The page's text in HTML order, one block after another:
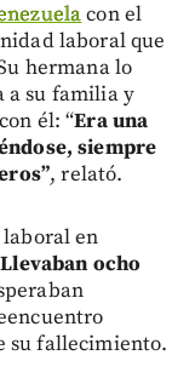
con el
laboral que
hermana lo
a su familia y
él: “Era una
siempre
, relató.
en
Llevaban ocho
su fallecimiento.